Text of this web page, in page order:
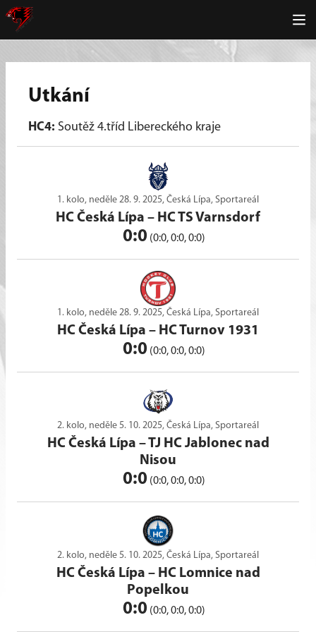
Utkání
HC4: Soutěž 4.tříd Libereckého kraje
1. kolo, neděle 28. 9. 2025, Česká Lípa, Sportareál
HC Česká Lípa – HC TS Varnsdorf
0:0 (0:0, 0:0, 0:0)
1. kolo, neděle 28. 9. 2025, Česká Lípa, Sportareál
HC Česká Lípa – HC Turnov 1931
0:0 (0:0, 0:0, 0:0)
2. kolo, neděle 5. 10. 2025, Česká Lípa, Sportareál
HC Česká Lípa –TJ HC Jablonec nad
Nisou
0:0 (0:0, 0:0, 0:0)
2. kolo, neděle 5. 10. 2025, Česká Lípa, Sportareál
HC Česká Lípa – HC Lomnice nad
Popelkou
0:0 (0:0, 0:0, 0:0)